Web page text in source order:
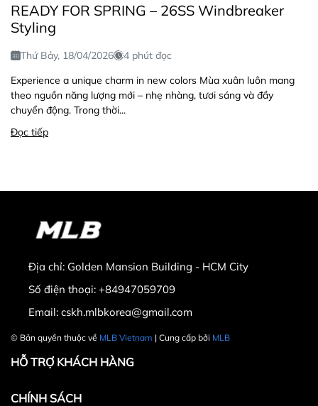
READY FOR SPRING – 26SS Windbreaker
Styling
Thứ Bảy, 18/04/2026
4 phút đọc
Experience a unique charm in new colors Mùa xuân luôn mang
theo nguồn năng lượng mới – nhẹ nhàng, tươi sáng và đầy
chuyển động. Trong thời...
Đọc tiếp
Địa chỉ: Golden Mansion Building - HCM City
Số điện thoại: +84947059709
Email: cskh.mlbkorea@gmail.com
© Bản quyền thuộc về MLB Vietnam | Cung cấp bởi MLB
HỖ TRỢ KHÁCH HÀNG
CHÍNH SÁCH